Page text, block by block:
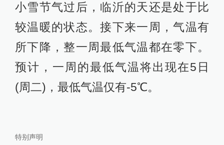
小雪节气过后，临沂的天还是处于比
较温暖的状态。接下来一周，气温有
所下降，整一周最低气温都在零下。
预计，一周的最低气温将出现在5日
(周二)，最低气温仅有-5℃。
特别声明